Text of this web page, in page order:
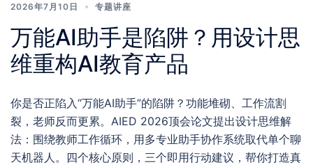
2026年7月10日 专题讲座
万能AI助手是陷阱？用设计思
维重构AI教育产品
你是否正陷入“万能AI助手”的陷阱？功能堆砌、工作流割
裂，老师反而更累。AIED 2026顶会论文提出设计思维解
法：围绕教师工作循环，用多专业助手协作系统取代单个聊
天机器人。四个核心原则，三个即用行动建议，帮你打造真